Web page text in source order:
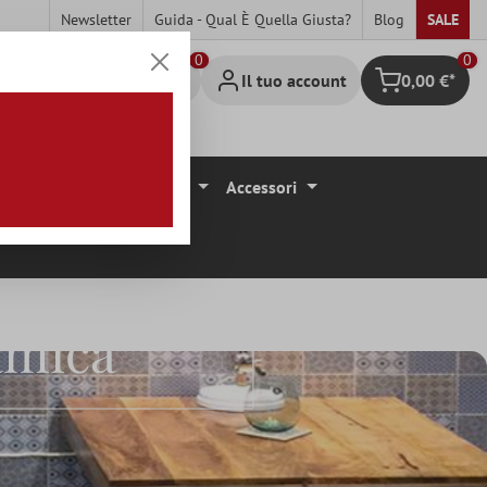
Newsletter Guida - Qual È Quella Giusta? Blog SALE
Il tuo account Carrello degli
0
0,00 €*
Accessori